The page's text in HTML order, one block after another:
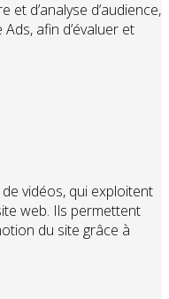
et d’analyse d’audience,
afin d’évaluer et
vidéos, qui exploitent
web. Ils permettent
du site grâce à